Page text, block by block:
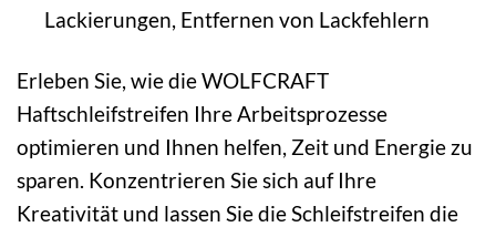
Lackierungen, Entfernen von Lackfehlern
Erleben Sie, wie die WOLFCRAFT
Haftschleifstreifen Ihre Arbeitsprozesse
optimieren und Ihnen helfen, Zeit und Energie zu
sparen. Konzentrieren Sie sich auf Ihre
Kreativität und lassen Sie die Schleifstreifen die